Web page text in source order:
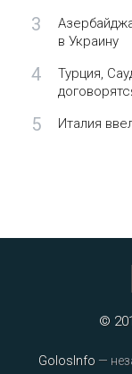
3
в Украину
4
Турция,
5 Италия
©
GolosInfo —